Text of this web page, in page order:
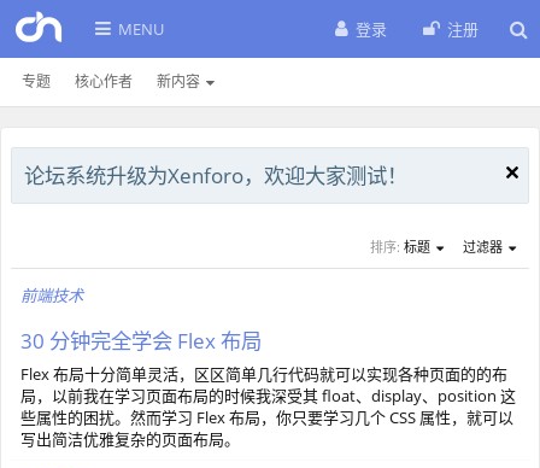
MENU
专题 核心作者 新内容
登录 注册
论坛系统升级为Xenforo，欢迎大家测试！
排序: 标题 过滤器
前端技术
30 分钟完全学会 Flex 布局
Flex 布局十分简单灵活，区区简单几行代码就可以实现各种页面的的布
局，以前我在学习页面布局的时候我深受其 float、display、position 这
些属性的困扰。然而学习 Flex 布局，你只要学习几个 CSS 属性，就可以
写出简洁优雅复杂的页面布局。